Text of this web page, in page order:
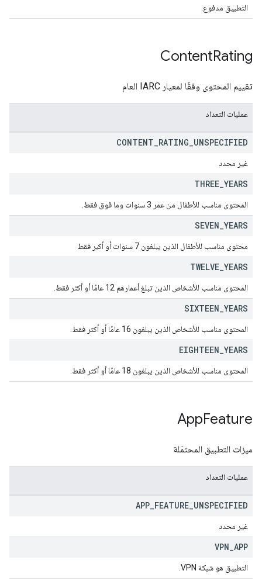
التطبيق مدفوع.
ContentRating
تقييم المحتوى وفقًا لمعيار IARC العام
عمليات التعداد
CONTENT RATING UNSPECIFIED
غير محدد
THREE YEARS
المحتوى مناسب للأطفال من عمر 3 سنوات وما فوق فقط.
SEVEN YEARS
محتوى مناسب للأطفال الذين يبلغون 7 سنوات أو أكبر فقط
TWELVE YEARS
المحتوى مناسب للأشخاص الذين تبلغ أعمارهم 12 عامًا أو أكثر فقط.
SIXTEEN YEARS
المحتوى مناسب للأشخاص الذين يبلغون 16 عامًا أو أكثر فقط.
EIGHTEEN YEARS
المحتوى مناسب للأشخاص الذين يبلغون 18 عامًا أو أكثر فقط.
AppFeature
ميزات التطبيق المحتمَلة
عمليات التعداد
APP FEATURE UNSPECIFIED
غير محدد
VPN APP
التطبيق هو شبكة VPN.